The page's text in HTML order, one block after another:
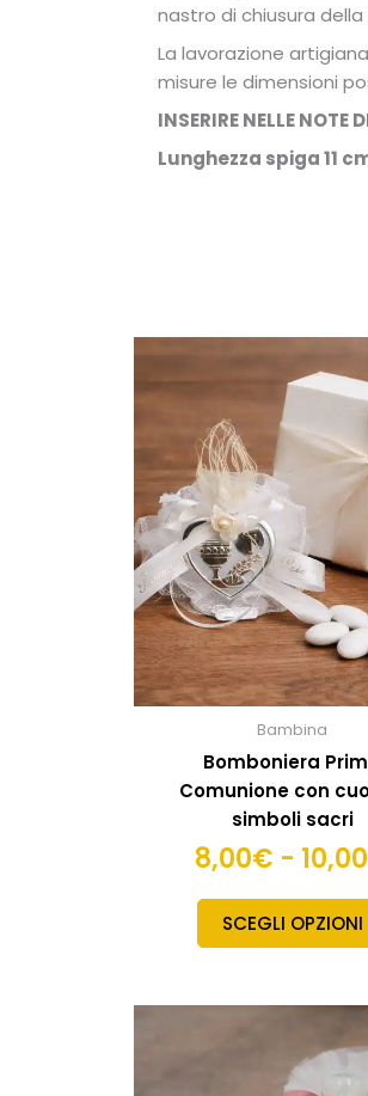
nastro di chiusura
La lavorazione
misure le dimensioni
INSERIRE NELLE NOTE
Lunghezza spiga 11
Bambina
Bomboniera
Comunione con
simboli sacri
8,00€ - 10,00
SCEGLI OPZIONI